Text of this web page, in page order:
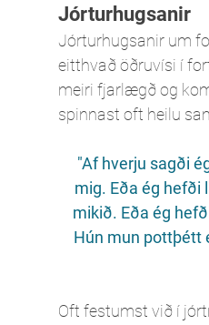
Jórturhugsanir
Jórturhugsanir um
eitthvað öðruvísi í
meiri fjarlægð og
spinnast oft heilu
mig. Eða ég hefði
mikið. Eða ég
Hún mun pottþétt
Oft festumst við í